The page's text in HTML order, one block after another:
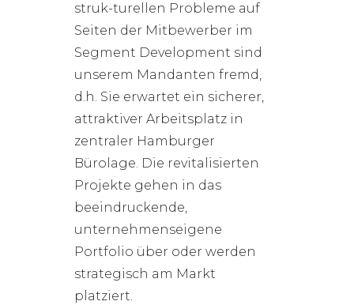
struk-turellen Probleme auf
Seiten der Mitbewerber im
Segment Development sind
unserem Mandanten fremd,
d.h. Sie erwartet ein sicherer,
attraktiver Arbeitsplatz in
zentraler Hamburger
Bürolage. Die revitalisierten
Projekte gehen in das
beeindruckende,
unternehmenseigene
Portfolio über oder werden
strategisch am Markt
platziert.